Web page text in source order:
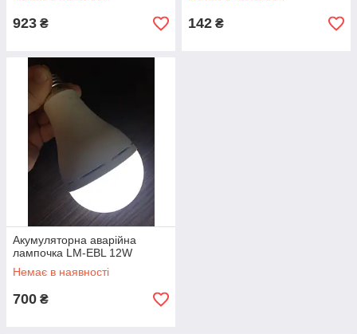
923 ₴ 142 ₴
Акумуляторна аварійна
лампочка LM-EBL 12W
Немає в наявності
700 ₴